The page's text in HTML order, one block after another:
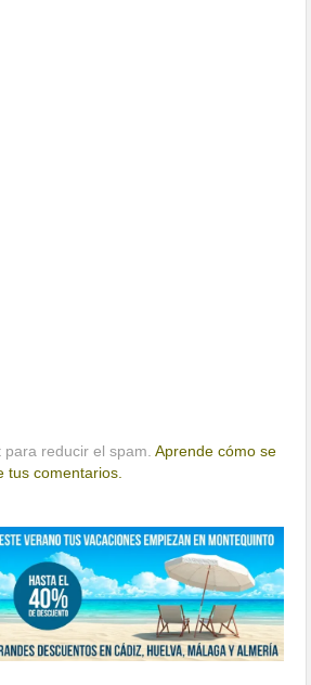
para reducir el spam.Aprende cómo se
tus comentarios.